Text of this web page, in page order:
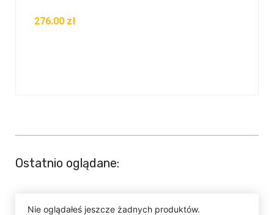
276.00 zł
Ostatnio oglądane:
Nie oglądałeś jeszcze żadnych produktów.